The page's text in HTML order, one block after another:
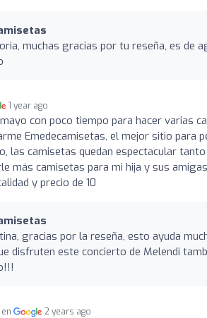
muchas gracias por tu reseña, es de
1 year ago
con poco tiempo para hacer varias
Emedecamisetas, el mejor sitio para
las camisetas quedan espectacular
más camisetas para mi hija y sus
y precio de 10
gracias por la reseña, esto ayuda
disfruten este concierto de Melendi
2 years ago